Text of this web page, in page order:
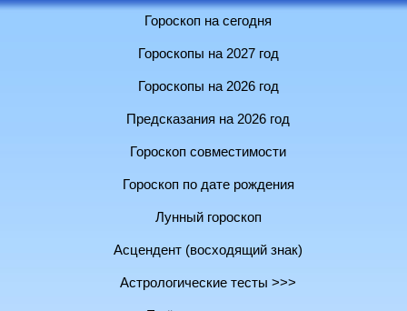
Гороскоп на сегодня
Гороскопы на 2027 год
Гороскопы на 2026 год
Предсказания на 2026 год
Гороскоп совместимости
Гороскоп по дате рождения
Лунный гороскоп
Асцендент (восходящий знак)
Астрологические тесты >>>